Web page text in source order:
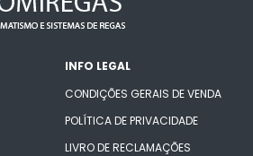
INFO LEGAL
CONDIÇÕES GERAIS DE VENDA
POLÍTICA DE PRIVACIDADE
LIVRO DE RECLAMAÇÕES